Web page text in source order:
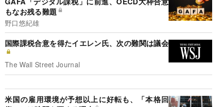
もなお残る難題
野口悠紀雄
国際課税合意を得たイエレン氏、次の難関は議会
The Wall Street Journal
米国の雇用環境が予想以上に好転も、「本格回